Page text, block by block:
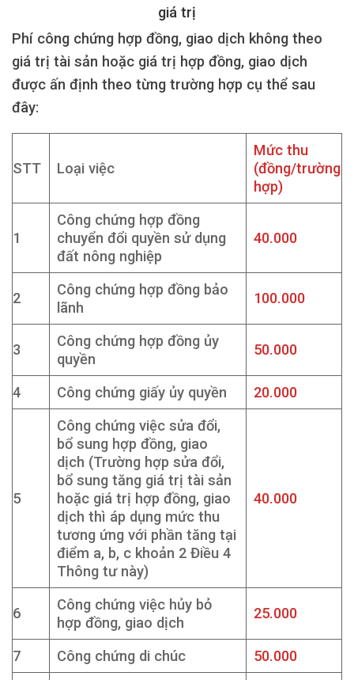
giá trị
Phí công chứng hợp đồng, giao dịch không theo
giá trị tài sản hoặc giá trị hợp đồng, giao dịch
được ấn định theo từng trường hợp cụ thể sau
đây:
STT Loại việc
Mức thu
(đồng/trường
hợp)
1
Công chứng hợp đồng
chuyển đổi quyền sử dụng
đất nông nghiệp
40.000
2
Công chứng hợp đồng bảo
lãnh
100.000
3
Công chứng hợp đồng ủy
quyền
50.000
4 Công chứng giấy ủy quyền 20.000
5
Công chứng việc sửa đổi,
bổ sung hợp đồng, giao
dịch (Trường hợp sửa đổi,
bổ sung tăng giá trị tài sản
hoặc giá trị hợp đồng, giao
dịch thì áp dụng mức thu
tương ứng với phần tăng tại
điểm a, b, c khoản 2 Điều 4
Thông tư này)
40.000
6
Công chứng việc hủy bỏ
hợp đồng, giao dịch
25.000
7 Công chứng di chúc 50.000